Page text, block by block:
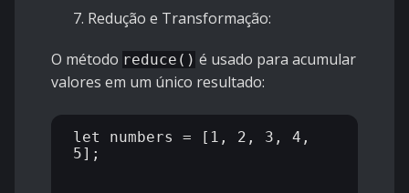
Redução e Transformação:
O método reduce() é usado para acumular
valores em um único resultado:
let numbers = [1, 2, 3, 4,
5];